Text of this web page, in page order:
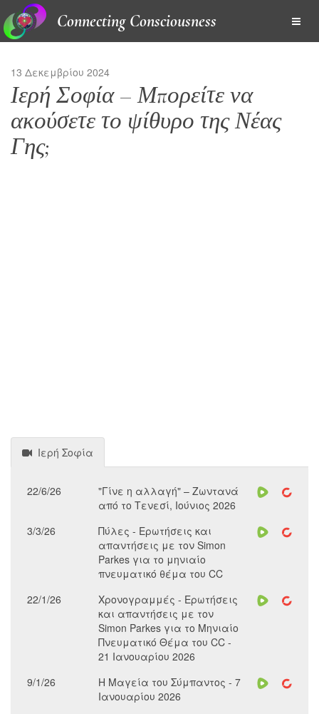
Connecting Consciousness
13 Δεκεμβρίου 2024
Ιερή Σοφία – Μπορείτε να
ακούσετε το ψίθυρο της Νέας
Γης;
Ιερή Σοφία
22/6/26
"Γίνε η αλλαγή" – Ζωντανά
από το Τενεσί, Ιούνιος 2026
3/3/26
Πύλες - Ερωτήσεις και
απαντήσεις με τον Simon
Parkes για το μηνιαίο
πνευματικό θέμα του CC
22/1/26
Χρονογραμμές - Ερωτήσεις
και απαντήσεις με τον
Simon Parkes για το Μηνιαίο
Πνευματικό Θέμα του CC -
21 Ιανουαρίου 2026
9/1/26
Η Μαγεία του Σύμπαντος - 7
Ιανουαρίου 2026